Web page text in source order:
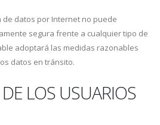
datos por Internet no puede
segura frente a cualquier tipo de
adoptará las medidas razonables
datos en tránsito.
LOS USUARIOS